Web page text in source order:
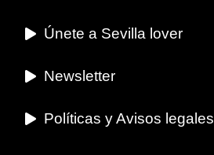
Únete a Sevilla lover
Newsletter
Políticas y Avisos legales